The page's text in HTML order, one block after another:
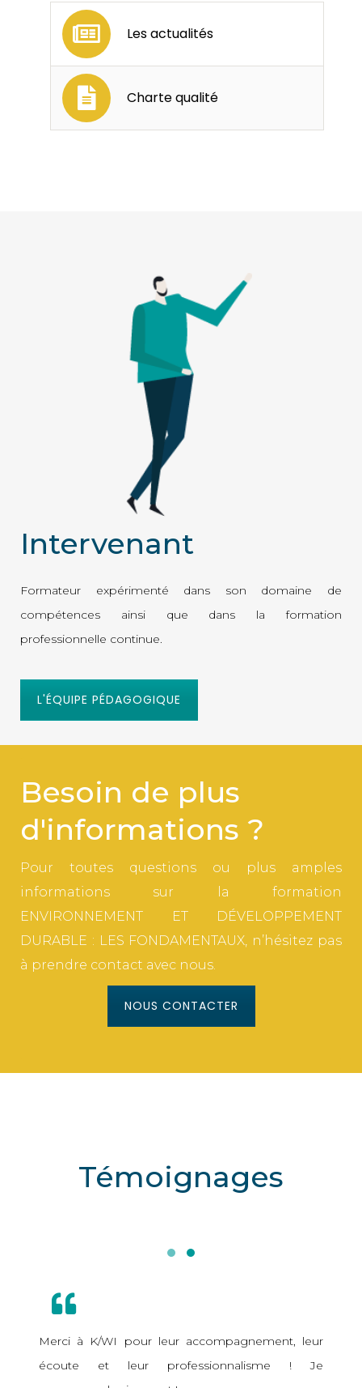
Les actualités
Charte qualité
Intervenant
Formateur expérimenté dans son domaine de
compétences ainsi que dans la formation
professionnelle continue.
L'ÉQUIPE PÉDAGOGIQUE
Besoin de plus
d'informations ?
Pour toutes questions ou plus amples
informations sur la formation
ENVIRONNEMENT ET DÉVELOPPEMENT
DURABLE : LES FONDAMENTAUX, n’hésitez pas
à prendre contact avec nous.
NOUS CONTACTER
Témoignages
Merci à K/WI pour leur accompagnement, leur
écoute et leur professionnalisme ! Je